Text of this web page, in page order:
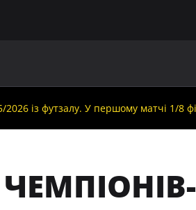
2026 із футзалу. У першому матчі 1/8